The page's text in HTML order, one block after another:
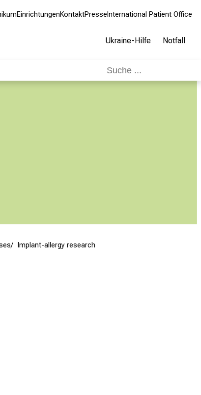
EinrichtungenKontaktPresse International Patient Office
Ukraine-Hilfe Notfall
Implant-allergy research